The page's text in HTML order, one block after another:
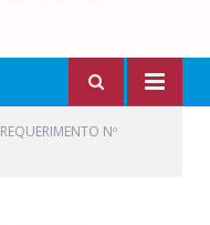
REQUERIMENTO Nº